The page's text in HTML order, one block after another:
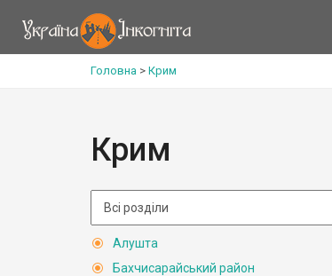
Головна > Крим
Крим
Алушта
Бахчисарайський район